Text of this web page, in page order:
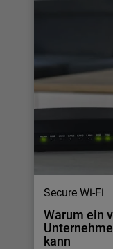
Secure Wi-Fi
Warum ein
kann